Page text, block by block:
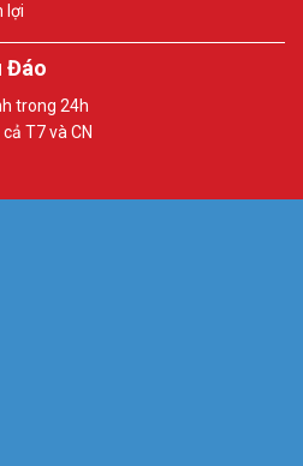
lợi
Đáo
trong 24h
T7 và CN